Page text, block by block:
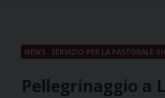
NEWS SERVIZIO PER LA PASTORALE
Pellegrinaggio a